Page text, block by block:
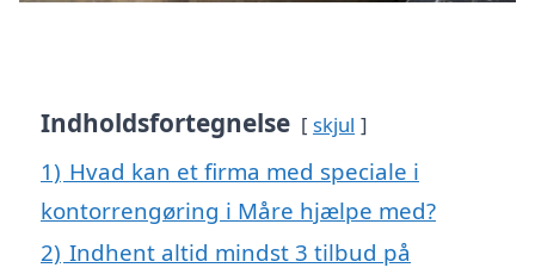
Indholdsfortegnelse skjul
1) Hvad kan et firma med speciale i
kontorrengøring i Måre hjælpe med?
2) Indhent altid mindst 3 tilbud på